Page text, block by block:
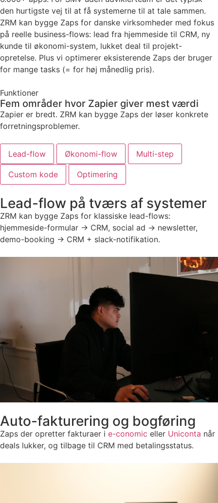
den hurtigste vej til at få systemerne til at tale sammen.
ZRM kan bygge Zaps for danske virksomheder med fokus
på reelle business-flows: lead fra hjemmeside til CRM, ny
kunde til økonomi-system, lukket deal til projekt-
opretelse. Plus vi optimerer eksisterende Zaps der bruger
for mange tasks (= for høj månedlig pris).
Funktioner
Fem områder hvor Zapier giver mest værdi
Zapier er bredt. ZRM kan bygge Zaps der løser konkrete
forretningsproblemer.
Lead-flow Økonomi-flow Multi-step
Custom kode Optimering
Lead-flow på tværs af systemer
ZRM kan bygge Zaps for klassiske lead-flows:
hjemmeside-formular → CRM, social ad → newsletter,
demo-booking → CRM + slack-notifikation.
Auto-fakturering og bogføring
Zaps der opretter fakturaer i e-conomic eller Uniconta når
deals lukker, og tilbage til CRM med betalingsstatus.